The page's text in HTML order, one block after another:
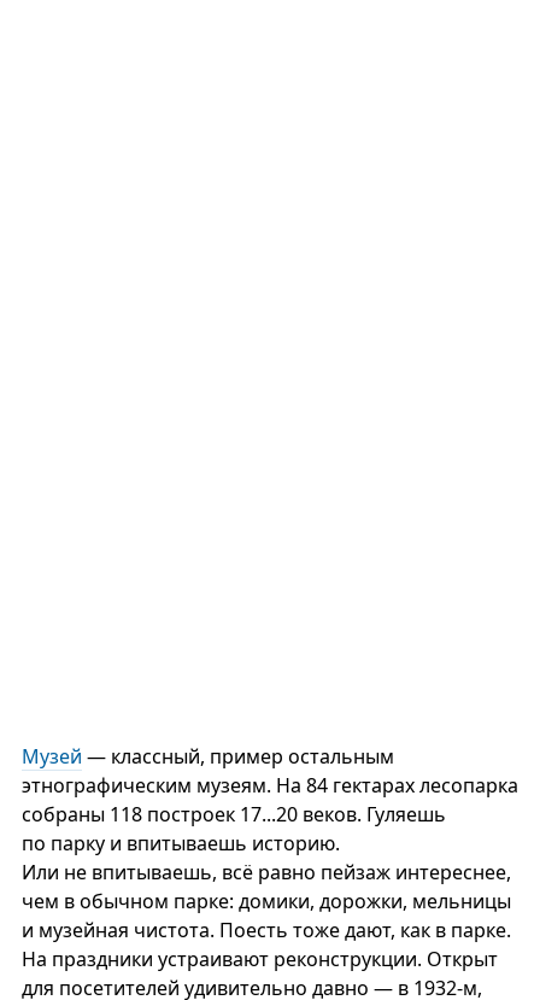
Музей — классный, пример остальным
этнографическим музеям. На 84 гектарах лесопарка
собраны 118 построек 17...20 веков. Гуляешь
по парку и впитываешь историю.
Или не впитываешь, всё равно пейзаж интереснее,
чем в обычном парке: домики, дорожки, мельницы
и музейная чистота. Поесть тоже дают, как в парке.
На праздники устраивают реконструкции. Открыт
для посетителей удивительно давно — в 1932-м,